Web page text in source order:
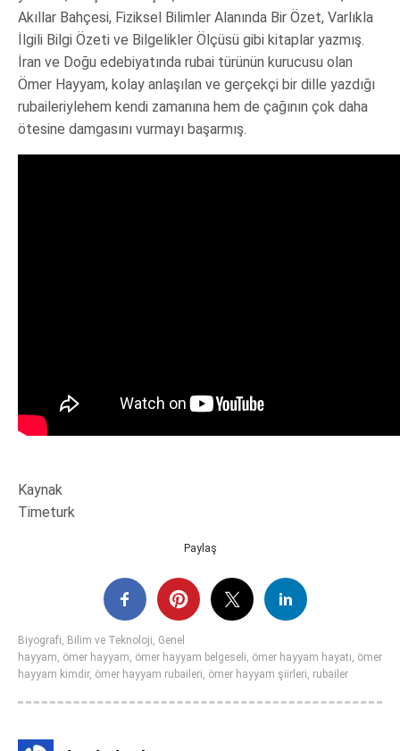
Akıllar Bahçesi, Fiziksel Bilimler Alanında Bir Özet, Varlıkla
İlgili Bilgi Özeti ve Bilgelikler Ölçüsü gibi kitaplar yazmış.
İran ve Doğu edebiyatında rubai türünün kurucusu olan
Ömer Hayyam, kolay anlaşılan ve gerçekçi bir dille yazdığı
rubaileriylehem kendi zamanına hem de çağının çok daha
ötesine damgasını vurmayı başarmış.
Kaynak
Timeturk
Paylaş
Biyografi, Bilim ve Teknoloji, Genel
hayyam, ömer hayyam, ömer hayyam belgeseli, ömer hayyam hayatı, ömer
hayyam kimdir, ömer hayyam rubaileri, ömer hayyam şiirleri, rubailer